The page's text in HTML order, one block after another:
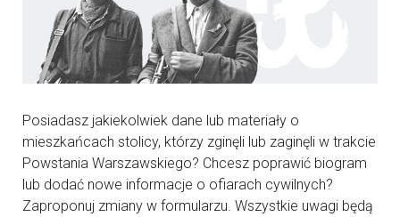
Posiadasz jakiekolwiek dane lub materiały o
mieszkańcach stolicy, którzy zginęli lub zaginęli w trakcie
Powstania Warszawskiego? Chcesz poprawić biogram
lub dodać nowe informacje o ofiarach cywilnych?
Zaproponuj zmiany w formularzu. Wszystkie uwagi będą